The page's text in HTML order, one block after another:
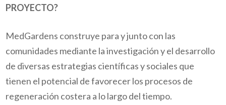
PROYECTO?
MedGardens construye para y junto con las
comunidades mediante la investigación y el desarrollo
de diversas estrategias científicas y sociales que
tienen el potencial de favorecer los procesos de
regeneración costera a lo largo del tiempo.